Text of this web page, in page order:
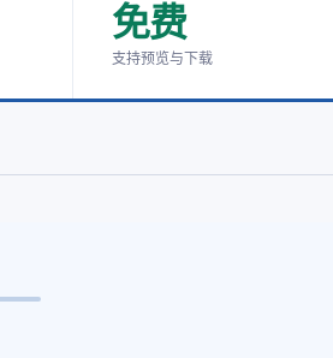
免费
支持预览与下载